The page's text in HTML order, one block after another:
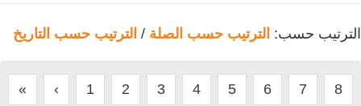
الترتيب حسب: الترتيب حسب الصلة / الترتيب حسب التاريخ
« ‹ 1 2 3 4 5 6 7 8